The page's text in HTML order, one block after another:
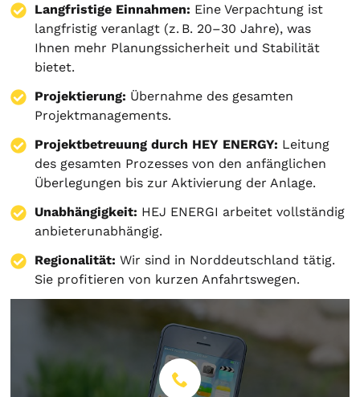
Langfristige Einnahmen: Eine Verpachtung ist
langfristig veranlagt (z. B. 20–30 Jahre), was
Ihnen mehr Planungssicherheit und Stabilität
bietet.
Projektierung: Übernahme des gesamten
Projektmanagements.
Projektbetreuung durch HEY ENERGY: Leitung
des gesamten Prozesses von den anfänglichen
Überlegungen bis zur Aktivierung der Anlage.
Unabhängigkeit: HEJ ENERGI arbeitet vollständig
anbieterunabhängig.
Regionalität: Wir sind in Norddeutschland tätig.
Sie profitieren von kurzen Anfahrtswegen.